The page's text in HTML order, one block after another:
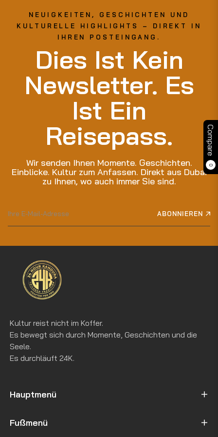
Compare
0
NEUIGKEITEN, GESCHICHTEN UND
KULTURELLE HIGHLIGHTS – DIREKT IN
IHREN POSTEINGANG.
Dies Ist Kein
Newsletter. Es
Ist Ein
Reisepass.
Wir senden Ihnen Momente. Geschichten.
Einblicke. Kultur zum Anfassen. Direkt aus Dubai
zu Ihnen, wo auch immer Sie sind.
ABONNIEREN
Kultur reist nicht im Koffer.
Es bewegt sich durch Momente, Geschichten und die
Seele.
Es durchläuft 24K.
Hauptmenü
Fußmenü